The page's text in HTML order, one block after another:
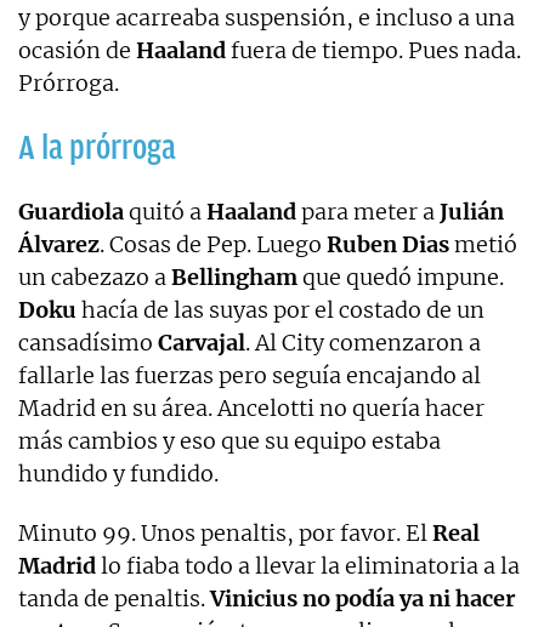
y porque acarreaba suspensión, e incluso a una
ocasión de Haalandfuera de tiempo. Pues nada.
Prórroga.
A la prórroga
Guardiolaquitó aHaalandpara meter aJulián
Álvarez. Cosas de Pep. Luego Ruben Diasmetió
un cabezazo aBellinghamque quedó impune.
Doku hacía de las suyas por el costado de un
cansadísimo Carvajal. Al City comenzaron a
fallarle las fuerzas pero seguía encajando al
Madrid en su área. Ancelotti no quería hacer
más cambios y eso que su equipo estaba
hundido y fundido.
Minuto 99. Unos penaltis, por favor. ElReal
Madridlo fiaba todo a llevar la eliminatoria a la
tanda de penaltis.Vinicius no podía ya ni hacer